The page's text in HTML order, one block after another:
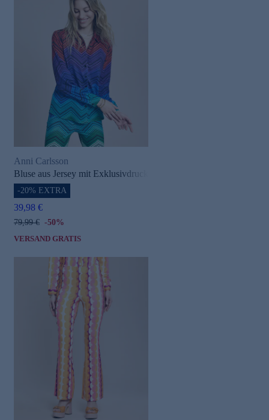
Anni Carlsson
Bluse aus Jersey mit Exklusivdruck
-20% EXTRA
39,98 €
79,99 € -50%
VERSAND GRATIS